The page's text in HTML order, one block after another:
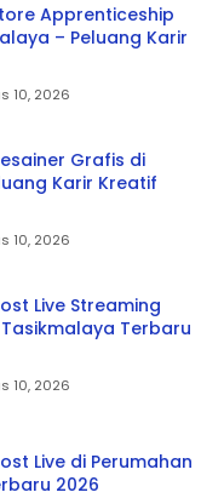
Apprenticeship
– Peluang Karir
10, 2026
Grafis di
Karir Kreatif
10, 2026
Live Streaming
Terbaru
10, 2026
Live di Perumahan
2026